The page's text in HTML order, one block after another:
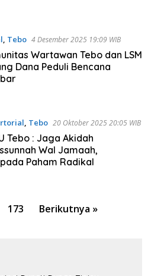
, Tebo 4 Desember 2025 19:09 WIB
Wartawan Tebo dan LSM
Dana Peduli Bencana
, Tebo 20 Oktober 2025 20:05 WIB
Tebo : Jaga Akidah
Wal Jamaah,
Paham Radikal
173 Berikutnya »